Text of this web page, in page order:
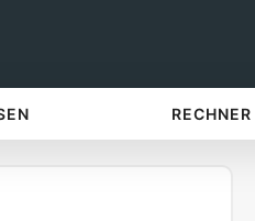
RECHNER